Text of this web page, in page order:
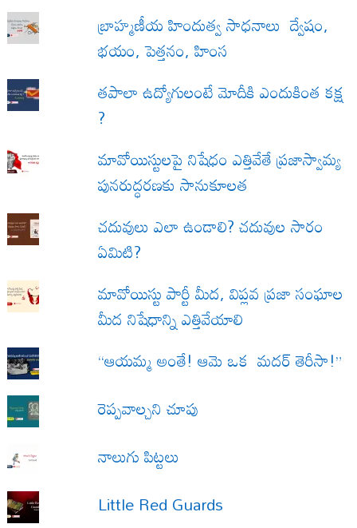
బ్రాహ్మణీయ హిందుత్వ సాధనాలు ద్వేషం,
భయం, పెత్తనం, హింస
త‌పాలా ఉద్యోగులంటే మోదీకి ఎందుకింత కక్ష
?
మావోయిస్టులపై నిషేధం ఎత్తివేతే ప్రజాస్వామ్య
పునరుద్ధరణకు సానుకూలత
చదువులు ఎలా ఉండాలి? చదువుల సారం
ఏమిటి?
మావోయిస్టు పార్టీ మీద, విప్లవ ప్రజా సంఘాల
మీద నిషేధాన్ని ఎత్తివేయాలి
“ఆయమ్మ అంతే! ఆమె ఒక మదర్ తెరీసా!”
రెప్పవాల్చని చూపు
నాలుగు పిట్టలు
Little Red Guards